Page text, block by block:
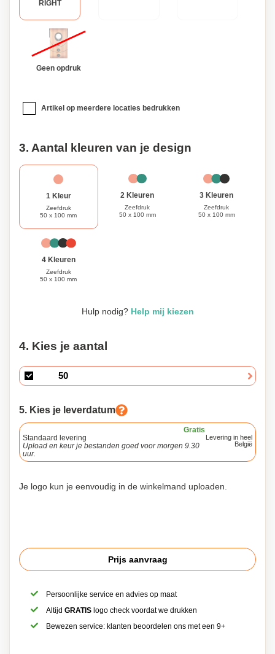
RIGHT
Geen opdruk
Artikel op meerdere locaties bedrukken
3. Aantal kleuren van je design
1 Kleur
Zeefdruk
50 x 100 mm
2 Kleuren
Zeefdruk
50 x 100 mm
3 Kleuren
Zeefdruk
50 x 100 mm
4 Kleuren
Zeefdruk
50 x 100 mm
Hulp nodig? Help mij kiezen
4. Kies je aantal
5. Kies je leverdatum
Gratis
Standaard levering
Upload en keur je bestanden goed voor morgen 9.30
uur.
Levering in heel
België
Je logo kun je eenvoudig in de winkelmand uploaden.
Prijs aanvraag
Persoonlijke service en advies op maat
AltijdGRATIS logo check voordat we drukken
Bewezen service: klanten beoordelen ons met een 9+